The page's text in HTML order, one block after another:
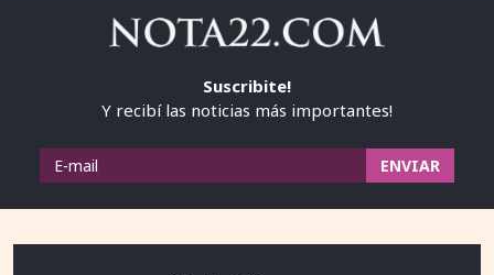
Suscribite!
Y recibí las noticias más importantes!